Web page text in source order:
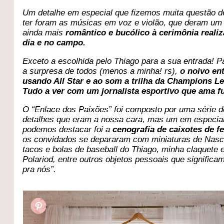
Um detalhe em especial que fizemos muita questão
ter foram as músicas em voz e violão, que deram
ainda maisromântico e bucólico à cerimônia
dia e no campo.
Exceto a escolhida pelo Thiago para a sua entrada!
a surpresa de todos (menos a minha! rs),o noivo
usando All Star e ao som a trilha da Champions
Tudo a ver com um jornalista esportivo que ama
O “Enlace dos Paixões” foi composto por uma série
detalhes que eram a nossa cara, mas um em
podemos destacar foi acenografia de caixotes de
os convidados se depararam com miniaturas de
tacos e bolas de baseball do Thiago, minha claquete
Polariod, entre outros objetos pessoais que
pra nós”.